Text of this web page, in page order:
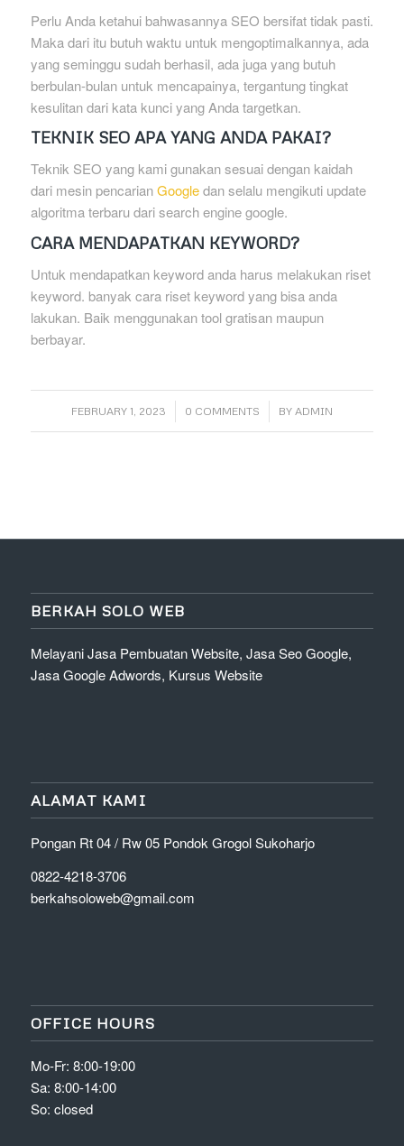
Perlu Anda ketahui bahwasannya SEO bersifat tidak pasti.
Maka dari itu butuh waktu untuk mengoptimalkannya, ada
yang seminggu sudah berhasil, ada juga yang butuh
berbulan-bulan untuk mencapainya, tergantung tingkat
kesulitan dari kata kunci yang Anda targetkan.
TEKNIK SEO APA YANG ANDA PAKAI?
Teknik SEO yang kami gunakan sesuai dengan kaidah
dari mesin pencarianGoogledan selalu mengikuti update
algoritma terbaru dari search engine google.
CARA MENDAPATKAN KEYWORD?
Untuk mendapatkan keyword anda harus melakukan riset
keyword. banyak cara riset keyword yang bisa anda
lakukan. Baik menggunakan tool gratisan maupun
berbayar.
FEBRUARY 1, 2023
/ 0 COMMENTS
/ BY ADMIN
BERKAH SOLO WEB
Melayani Jasa Pembuatan Website, Jasa Seo Google,
Jasa Google Adwords, Kursus Website
ALAMAT KAMI
Pongan Rt 04 / Rw 05 Pondok Grogol Sukoharjo
0822-4218-3706
berkahsoloweb@gmail.com
OFFICE HOURS
Mo-Fr: 8:00-19:00
Sa: 8:00-14:00
So: closed